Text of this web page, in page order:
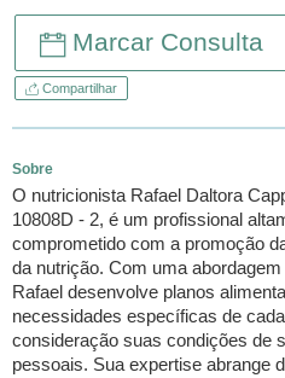
Marcar Consulta
Compartilhar
Sobre
O nutricionista Rafael Daltora
10808D - 2, é um profissional
comprometido com a promoção
da nutrição. Com uma
Rafael desenvolve planos
necessidades específicas de
consideração suas condições de
pessoais. Sua expertise abrange